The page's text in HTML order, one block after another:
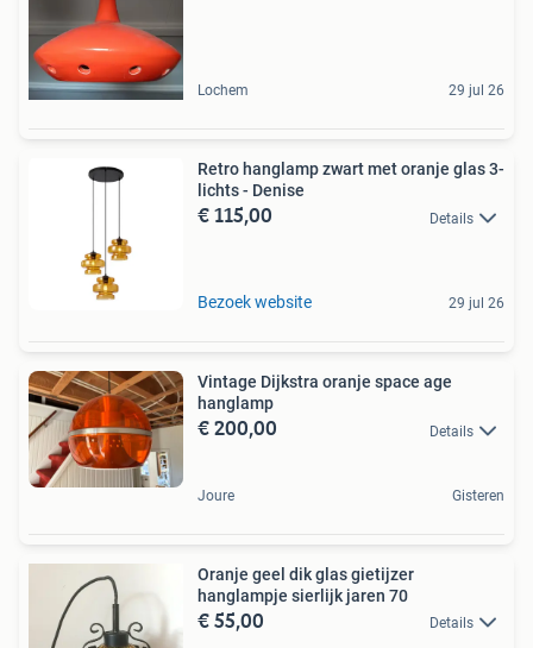
Lochem 29 jul 26
Retro hanglamp zwart met oranje glas 3-
lichts - Denise
€ 115,00 Details
Bezoek website 29 jul 26
Vintage Dijkstra oranje space age
hanglamp
€ 200,00 Details
Joure Gisteren
Oranje geel dik glas gietijzer
hanglampje sierlijk jaren 70
€ 55,00 Details